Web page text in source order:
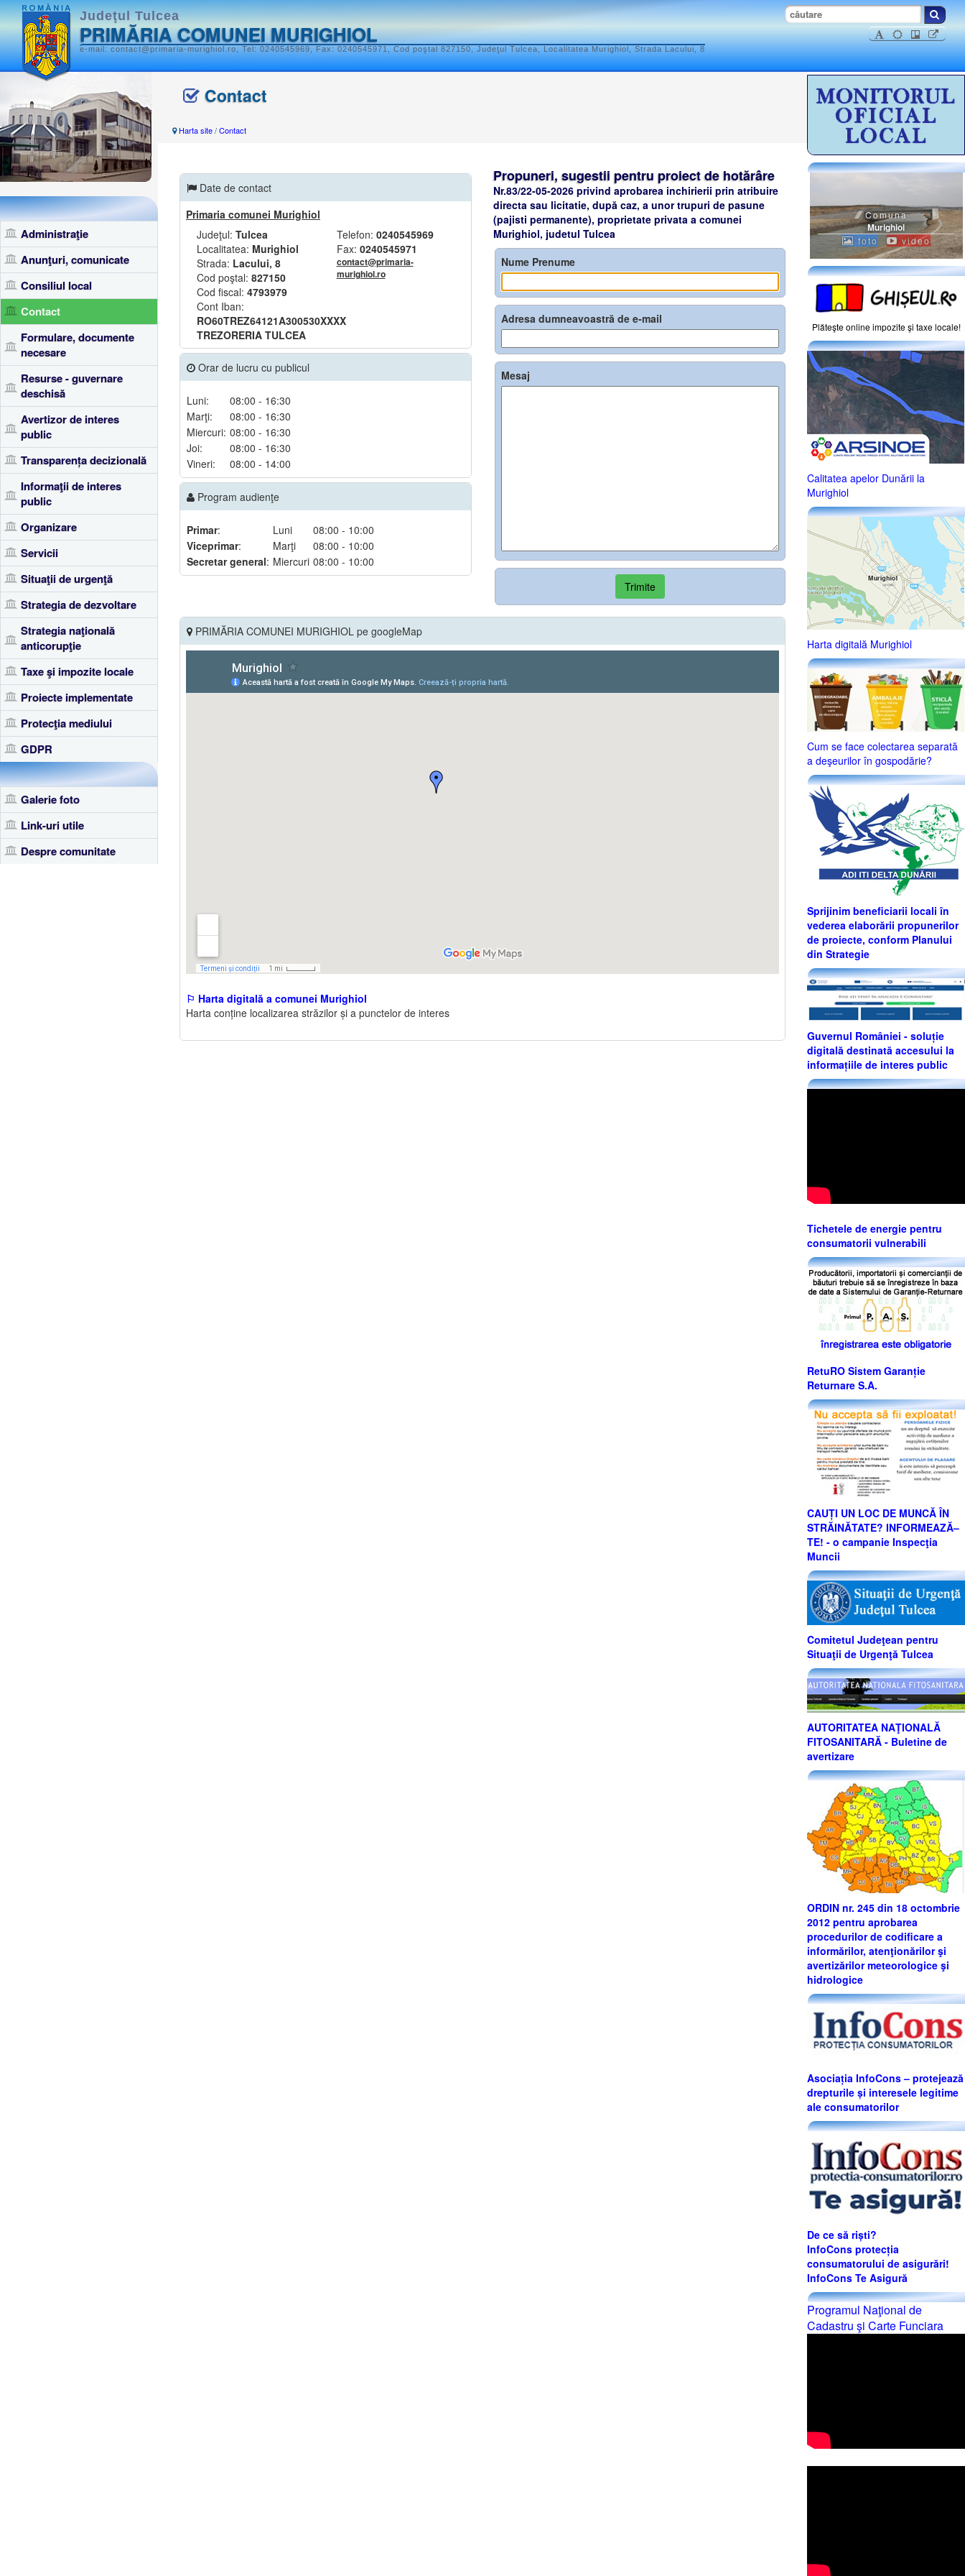
Judeţul Tulcea
PRIMĂRIA COMUNEI MURIGHIOL
e-mail: contact@primaria-murighiol.ro, Tel: 0240545969, Fax: 0240545971, Cod poştal 827150, Judeţul Tulcea, Localitatea Murighiol, Strada Lacului, 8
Administraţie
Anunţuri, comunicate
Consiliul local
Contact
Formulare, documente
necesare
Resurse - guvernare
deschisă
Avertizor de interes
public
Transparența decizională
Informaţii de interes
public
Organizare
Servicii
Situaţii de urgenţă
Strategia de dezvoltare
Strategia naţională
anticorupţie
Taxe şi impozite locale
Proiecte implementate
Protecţia mediului
GDPR
Galerie foto
Link-uri utile
Despre comunitate
Contact
Harta site/Contact
Date de contact
Primaria comunei Murighiol
Judeţul: Tulcea
Localitatea: Murighiol
Strada: Lacului, 8
Cod poştal: 827150
Cod fiscal: 4793979
Cont Iban:
RO60TREZ64121A300530XXXX
TREZORERIA TULCEA
Telefon: 0240545969
Fax: 0240545971
contact@primaria-
murighiol.ro
Orar de lucru cu publicul
Luni:
08:00 - 16:30
Marţi:
08:00 - 16:30
Miercuri: 08:00 - 16:30
Joi:
08:00 - 16:30
Vineri:
08:00 - 14:00
Program audienţe
Primar: Luni
08:00 - 10:00
Viceprimar: Marţi
08:00 - 10:00
Secretar general: Miercuri 08:00 - 10:00
Propuneri, sugestii pentru proiect de hotărâre
Nr.83/22-05-2026 privind aprobarea inchirierii prin atribuire
directa sau licitatie, după caz, a unor trupuri de pasune
(pajisti permanente), proprietate privata a comunei
Murighiol, judetul Tulcea
Nume Prenume
Adresa dumneavoastră de e-mail
Mesaj
Trimite
PRIMĂRIA COMUNEI MURIGHIOL pe googleMap
⚐ Harta digitală a comunei Murighiol
Harta conține localizarea străzilor și a punctelor de interes
Comuna
Murighiol
foto video
Plăteşte online impozite şi taxe locale!
Calitatea apelor Dunării la
Murighiol
Harta digitală Murighiol
Cum se face colectarea separată
a deşeurilor în gospodărie?
Sprijinim beneficiarii locali în
vederea elaborării propunerilor
de proiecte, conform Planului
din Strategie
Guvernul României - soluție
digitală destinată accesului la
informațiile de interes public
Tichetele de energie pentru
consumatorii vulnerabili
RetuRO Sistem Garanție
Returnare S.A.
CAUȚI UN LOC DE MUNCĂ ÎN
STRĂINĂTATE? INFORMEAZĂ–
TE! - o campanie Inspecţia
Muncii
Comitetul Judeţean pentru
Situaţii de Urgenţă Tulcea
AUTORITATEA NAŢIONALĂ
FITOSANITARĂ - Buletine de
avertizare
ORDIN nr. 245 din 18 octombrie
2012 pentru aprobarea
procedurilor de codificare a
informărilor, atenţionărilor şi
avertizărilor meteorologice şi
hidrologice
Asociația InfoCons – protejează
drepturile și interesele legitime
ale consumatorilor
De ce să riști?
InfoCons protecția
consumatorului de asigurări!
InfoCons Te Asigură
Programul Naţional de
Cadastru şi Carte Funciara